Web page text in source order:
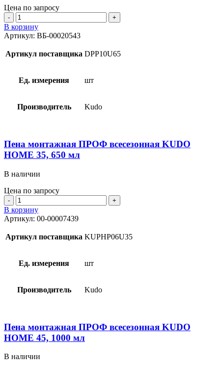
Цена по запросу
Количество
товара
Пена
монтажная
ПРОФ
всесезонная
65
1000
В корзину
Артикул: ВБ-00020543
Артикул поставщика DPP10U65
Ед. измерения шт
Производитель Kudo
Пена монтажная ПРОФ всесезонная KUDO
HOME 35, 650 мл
В наличии
Цена по запросу
Количество
товара
Пена
монтажная
ПРОФ
всесезонная
HOME
35,
мл
В корзину
Артикул: 00-00007439
Артикул поставщика KUPHP06U35
Ед. измерения шт
Производитель Kudo
Пена монтажная ПРОФ всесезонная KUDO
HOME 45, 1000 мл
В наличии